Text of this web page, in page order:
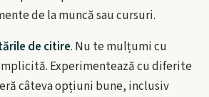
de la muncă sau cursuri.
de citire. Nu te mulțumi cu
Experimentează cu diferite
câteva opțiuni bune, inclusiv